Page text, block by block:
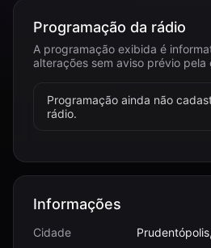
Programação da rádio
A programação exibida é
alterações sem aviso prévio pela
Programação ainda não
rádio.
Informações
Cidade